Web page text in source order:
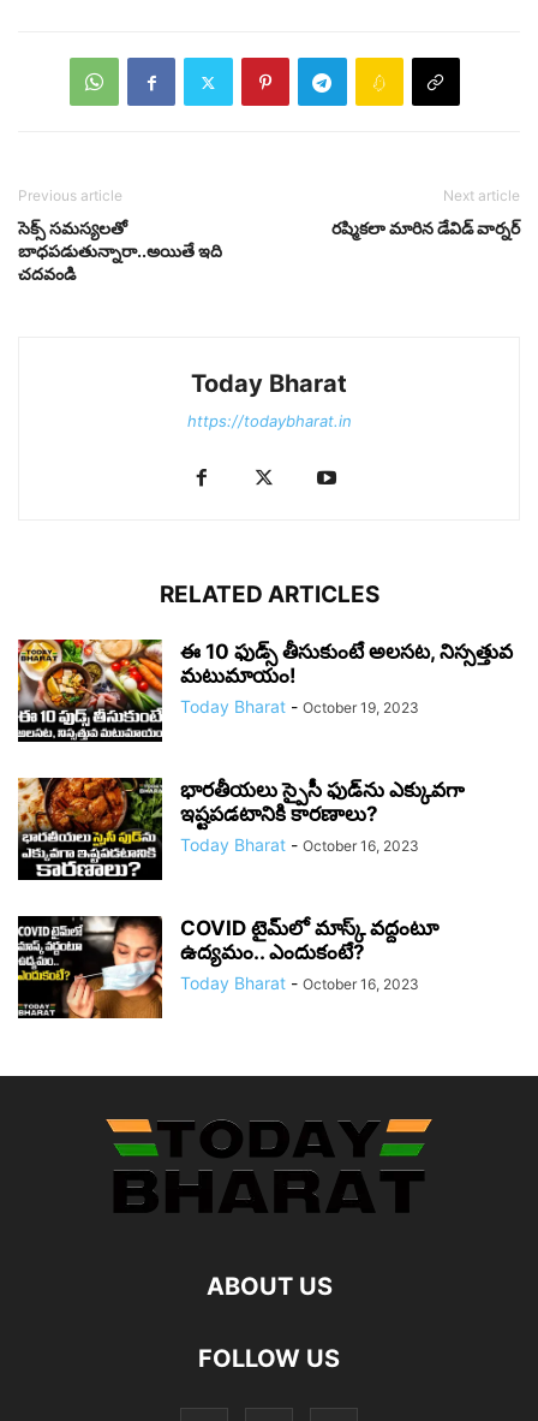
Previous article
సెక్స్ సమస్యలతో
బాధపడుతున్నారా..అయితే ఇది
చదవండి
Next article
రష్మికలా మారిన డేవిడ్ వార్నర్
Today Bharat
https://todaybharat.in
RELATED ARTICLES
ఈ 10 ఫుడ్స్ తీసుకుంటే అలసట, నిస్సత్తువ
మటుమాయం!
Today Bharat - October 19, 2023
భారతీయలు స్పైసీ ఫుడ్‌ను ఎక్కువగా
ఇష్టపడటానికి కారణాలు?
Today Bharat - October 16, 2023
COVID టైమ్‌లో మాస్క్ వద్దంటూ
ఉద్యమం.. ఎందుకంటే?
Today Bharat - October 16, 2023
ABOUT US
FOLLOW US